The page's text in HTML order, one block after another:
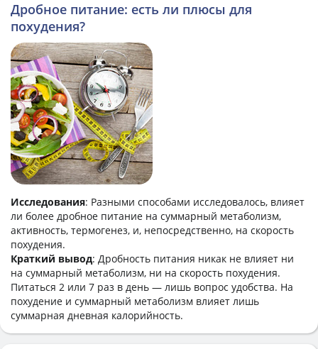
Дробное питание: есть ли плюсы для
похудения?
Исследования: Разными способами исследовалось, влияет
ли более дробное питание на суммарный метаболизм,
активность, термогенез, и, непосредственно, на скорость
похудения.
Краткий вывод: Дробность питания никак не влияет ни
на суммарный метаболизм, ни на скорость похудения.
Питаться 2 или 7 раз в день — лишь вопрос удобства. На
похудение и суммарный метаболизм влияет лишь
суммарная дневная калорийность.